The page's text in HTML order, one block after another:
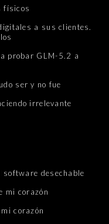
físicos
a sus clientes.
probar GLM-5.2 a
ser y no fue
irrelevante
software desechable
mi corazón
corazón